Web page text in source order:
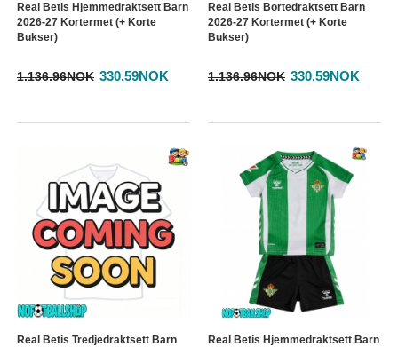
Real Betis Hjemmedraktsett Barn
2026-27 Kortermet (+ Korte
Bukser)
1.136.96NOK 330.59NOK
Real Betis Bortedraktsett Barn
2026-27 Kortermet (+ Korte
Bukser)
1.136.96NOK 330.59NOK
Real Betis Tredjedraktsett Barn
Real Betis Hjemmedraktsett Barn